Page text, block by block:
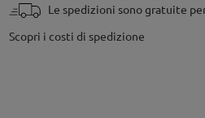
Le spedizioni sono gratuite
Scopri i costi di spedizione